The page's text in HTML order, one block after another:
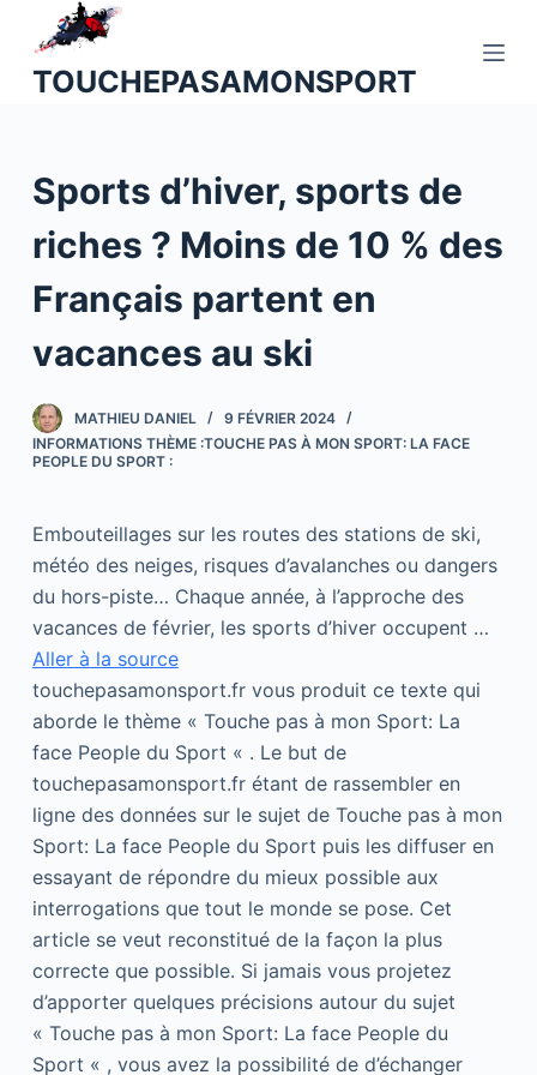
u
o
n
n
u
TOUCHEPASAMONSPORT
Sports d’hiver, sports de
riches ? Moins de 10 % des
Français partent en
vacances au ski
MATHIEU DANIEL
9 FÉVRIER 2024
INFORMATIONS THÈME :TOUCHE PAS À MON SPORT: LA FACE
PEOPLE DU SPORT :
Embouteillages sur les routes des stations de ski,
météo des neiges, risques d’avalanches ou dangers
du hors-piste… Chaque année, à l’approche des
vacances de février, les sports d’hiver occupent …
Aller à la source
touchepasamonsport.fr vous produit ce texte qui
aborde le thème « Touche pas à mon Sport: La
face People du Sport « . Le but de
touchepasamonsport.fr étant de rassembler en
ligne des données sur le sujet de Touche pas à mon
Sport: La face People du Sport puis les diffuser en
essayant de répondre du mieux possible aux
interrogations que tout le monde se pose. Cet
article se veut reconstitué de la façon la plus
correcte que possible. Si jamais vous projetez
d’apporter quelques précisions autour du sujet
« Touche pas à mon Sport: La face People du
Sport « , vous avez la possibilité de d’échanger